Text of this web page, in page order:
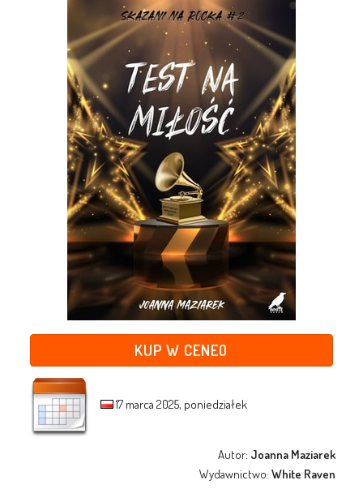
KUP W CENEO
17 marca 2025, poniedziałek
Autor: Joanna Maziarek
Wydawnictwo:White Raven